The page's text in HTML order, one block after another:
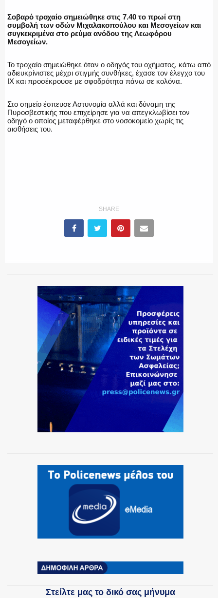
Η ΦΩΝΗ ΣΟΥ
ΟΠΛΑ/ΕΞΟΠΛΙΣΜΟΣ
ΟΜΑΔΕΣ ΕΛ.ΑΣ.
Σοβαρό τροχαίο σημειώθηκε στις 7.40 το πρωί στη
συμβολή των οδών Μιχαλακοπούλου και Μεσογείων και
συγκεκριμένα στο ρεύμα ανόδου της Λεωφόρου
Μεσογείων.
Το τροχαίο σημειώθηκε όταν ο οδηγός του οχήματος, κάτω από
αδιευκρίνιστες μέχρι στιγμής συνθήκες, έχασε τον έλεγχο του
ΙΧ και προσέκρουσε με σφοδρότητα πάνω σε κολόνα.
Στο σημείο έσπευσε Αστυνομία αλλά και δύναμη της
Πυροσβεστικής που επιχείρησε για να απεγκλωβίσει τον
οδηγό ο οποίος μεταφέρθηκε στο νοσοκομείο χωρίς τις
αισθήσεις του.
SHARE
Στείλτε μας το δικό σας μήνυμα